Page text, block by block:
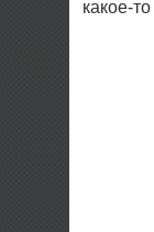
какое-